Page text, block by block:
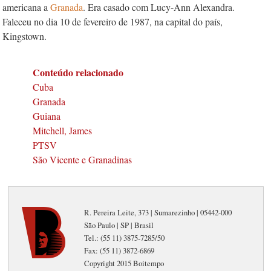
americana a Granada. Era casado com Lucy-Ann Alexandra.
Faleceu no dia 10 de fevereiro de 1987, na capital do país,
Kingstown.
Conteúdo relacionado
Cuba
Granada
Guiana
Mitchell, James
PTSV
São Vicente e Granadinas
R. Pereira Leite, 373 | Sumarezinho | 05442-000
São Paulo | SP | Brasil
Tel.: (55 11) 3875-7285/50
Fax: (55 11) 3872-6869
Copyright 2015 Boitempo